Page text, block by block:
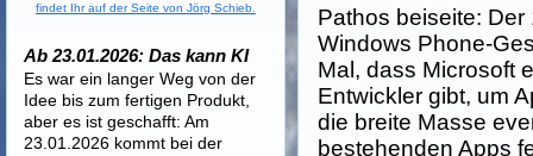
Pathos beiseite:
Windows Phone-
Mal, dass Microsoft
Entwickler gibt, um
die breite Masse
bestehenden Apps
findet Ihr auf der Seite von Jörg Schieb.
Ab 23.01.2026: Das kann KI
Es war ein langer Weg von der
Idee bis zum fertigen Produkt,
aber es ist geschafft: Am
23.01.2026 kommt bei der